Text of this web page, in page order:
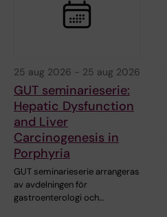
25 aug 2026 - 25 aug 2026
GUT seminarieserie:
Hepatic Dysfunction
and Liver
Carcinogenesis in
Porphyria
GUT seminarieserie arrangeras
av avdelningen för
gastroenterologi och…